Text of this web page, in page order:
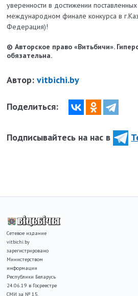
уверенности в достижении
международном финале конкурса в
Федерация)!
© Авторское право «Витьбичи».
обязательна.
Автор:vitbichi.by
Поделиться:
Подписывайтесь на нас в
Сетевое издание
vitbichi.by
зарегистрировано
Министерством
информации
Республики Беларусь
24.06.19 в Госреестре
СМИ за № 15.